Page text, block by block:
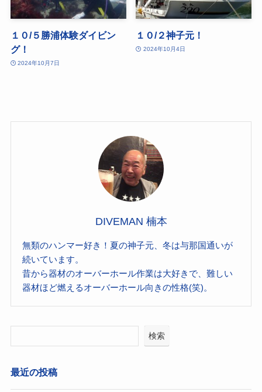
１０/５勝浦体験ダイビン
グ！
2024年10月7日
１０/２神子元！
2024年10月4日
DIVEMAN 楠本
無類のハンマー好き！夏の神子元、冬は与那国通いが
続いています。
昔から器材のオーバーホール作業は大好きで、難しい
器材ほど燃えるオーバーホール向きの性格(笑)。
検索
最近の投稿